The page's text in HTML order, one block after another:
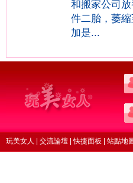
和搬家公司
件二胎，萎
加是...
玩美女人 交流論壇 |快捷面板 站點地